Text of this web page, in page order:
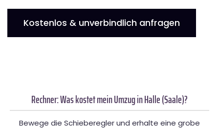
Kostenlos & unverbindlich anfragen
Rechner: Was kostet mein Umzug in Halle (Saale)?
Bewege die Schieberegler und erhalte eine grobe